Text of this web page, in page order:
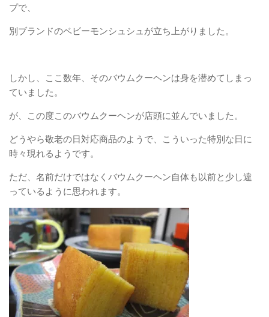
プで、
別ブランドのベビーモンシュシュが立ち上がりました。
しかし、ここ数年、そのバウムクーヘンは身を潜めてしまっ
ていました。
が、この度このバウムクーヘンが店頭に並んでいました。
どうやら敬老の日対応商品のようで、こういった特別な日に
時々現れるようです。
ただ、名前だけではなくバウムクーヘン自体も以前と少し違
っているように思われます。